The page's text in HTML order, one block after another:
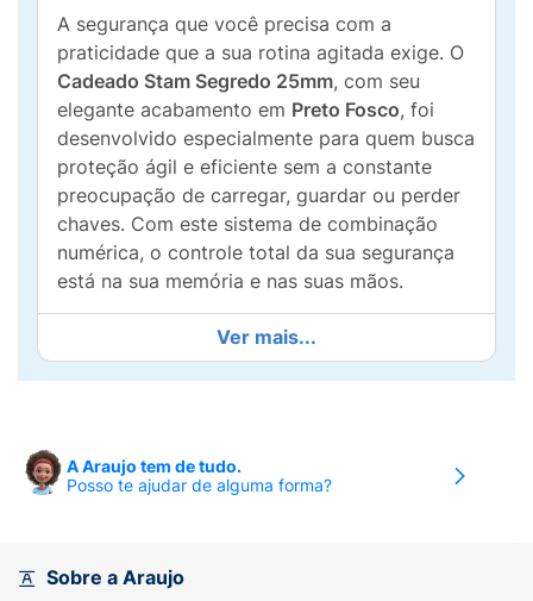
A segurança que você precisa com a
praticidade que a sua rotina agitada exige. O
Cadeado Stam Segredo 25mm, com seu
elegante acabamento em Preto Fosco, foi
desenvolvido especialmente para quem busca
proteção ágil e eficiente sem a constante
preocupação de carregar, guardar ou perder
chaves. Com este sistema de combinação
numérica, o controle total da sua segurança
está na sua memória e nas suas mãos.
Este modelo inteligente conta com um
sistema de3 roldanas numéricas, permitindo
que você configure (e reconfigure sempre
possíveis de segurança. Fabricado com a
robustez e a qualidade indiscutível da marca
resistente. É o companheiro perfeito para
Ver mais...
A Araujo tem de tudo.
Posso te ajudar de alguma forma?
Sobre a Araujo